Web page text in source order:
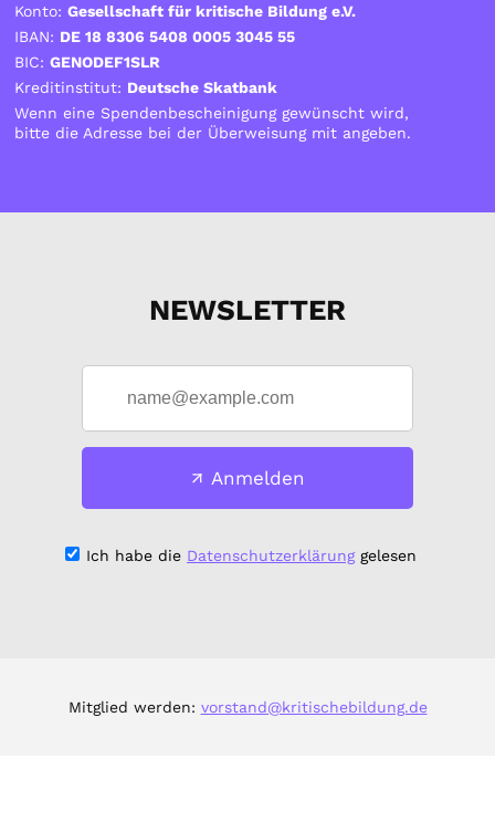
Konto:Gesellschaft für kritische Bildung e.V.
IBAN: DE 18 8306 5408 0005 3045 55
BIC:GENODEF1SLR
Kreditinstitut: Deutsche Skatbank
Wenn eine Spendenbescheinigung gewünscht wird,
bitte die Adresse bei der Überweisung mit angeben.
NEWSLETTER
Anmelden
Ich habe die Datenschutzerklärunggelesen
Mitglied werden: vorstand@kritischebildung.de